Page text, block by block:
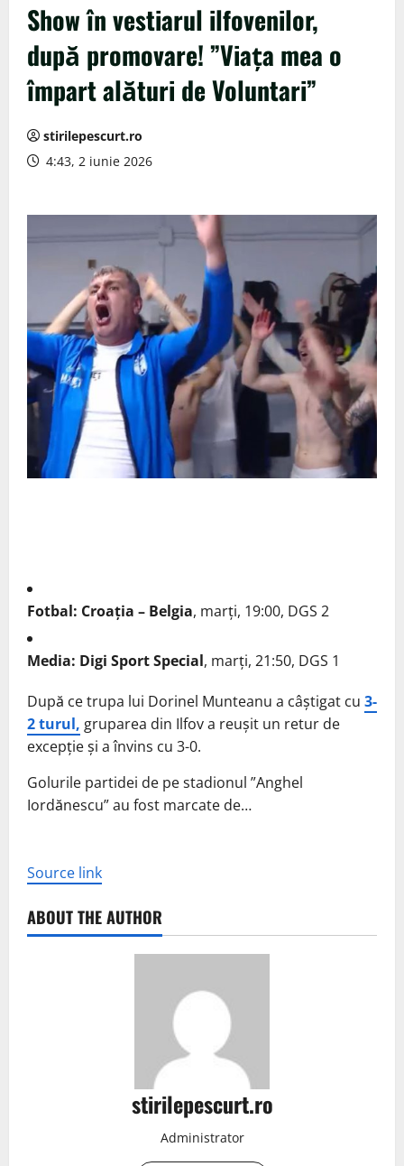
Show în vestiarul ilfovenilor,
după promovare! ”Viața mea o
împart alături de Voluntari”
stirilepescurt.ro
4:43, 2 iunie 2026
Fotbal: Croația – Belgia, marți, 19:00, DGS 2
Media: Digi Sport Special, marți, 21:50, DGS 1
După ce trupa lui Dorinel Munteanu a câștigat cu 3-
2 turul, gruparea din Ilfov a reușit un retur de
excepție și a învins cu 3-0.
Golurile partidei de pe stadionul ”Anghel
Iordănescu” au fost marcate de…
Source link
ABOUT THE AUTHOR
stirilepescurt.ro
Administrator